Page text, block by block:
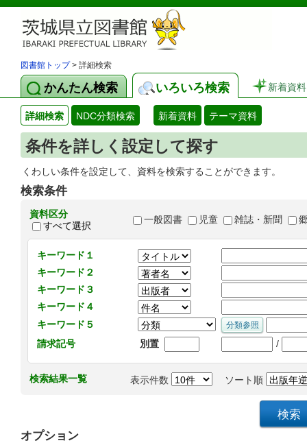
図書館トップ> 詳細検索
かんたん検索 いろいろ検索 新着資料
詳細検索 NDC分類検索 新着資料 テーマ資料
条件を詳しく設定して探す
くわしい条件を設定して、資料を検索することができます。
検索条件
資料区分
すべて選択
一般図書 児童 雑誌・新聞
キーワード１
キーワード２
キーワード３
キーワード４
キーワード５
請求記号
別置 /
検索結果一覧 表示件数 ソート順
オプション